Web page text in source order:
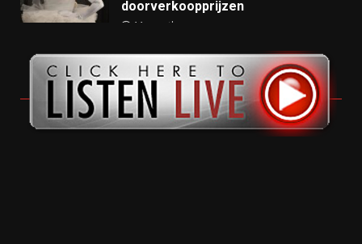
doorverkoopprijzen
11 months ago